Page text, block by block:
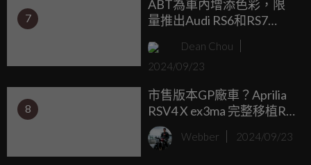
7
ABT為車內增添色彩，限
量推出Audi RS6和RS7
Dean Chou
2024/09/23
8
市售版本GP廠車？Aprilia
RSV4 X ex3ma 完整移植RS-
GP空力套件 限量30台兇悍
登場
Webber 2024/09/23